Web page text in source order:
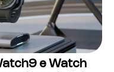
e Watch